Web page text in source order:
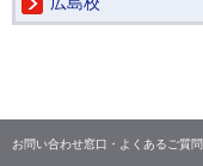
お問い合わせ窓口・よくあるご質問